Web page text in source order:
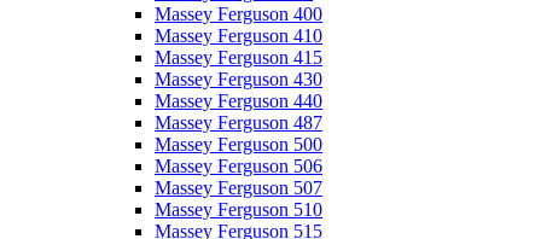
Massey Ferguson 400
Massey Ferguson 410
Massey Ferguson 415
Massey Ferguson 430
Massey Ferguson 440
Massey Ferguson 487
Massey Ferguson 500
Massey Ferguson 506
Massey Ferguson 507
Massey Ferguson 510
Massey Ferguson 515